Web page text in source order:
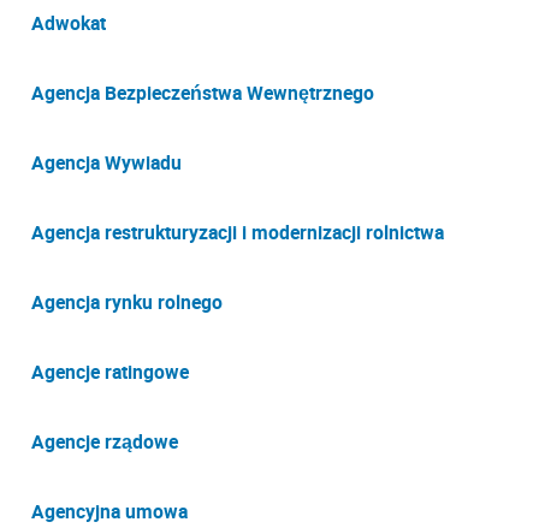
Adwokat
Agencja Bezpieczeństwa Wewnętrznego
Agencja Wywiadu
Agencja restrukturyzacji i modernizacji rolnictwa
Agencja rynku rolnego
Agencje ratingowe
Agencje rządowe
Agencyjna umowa